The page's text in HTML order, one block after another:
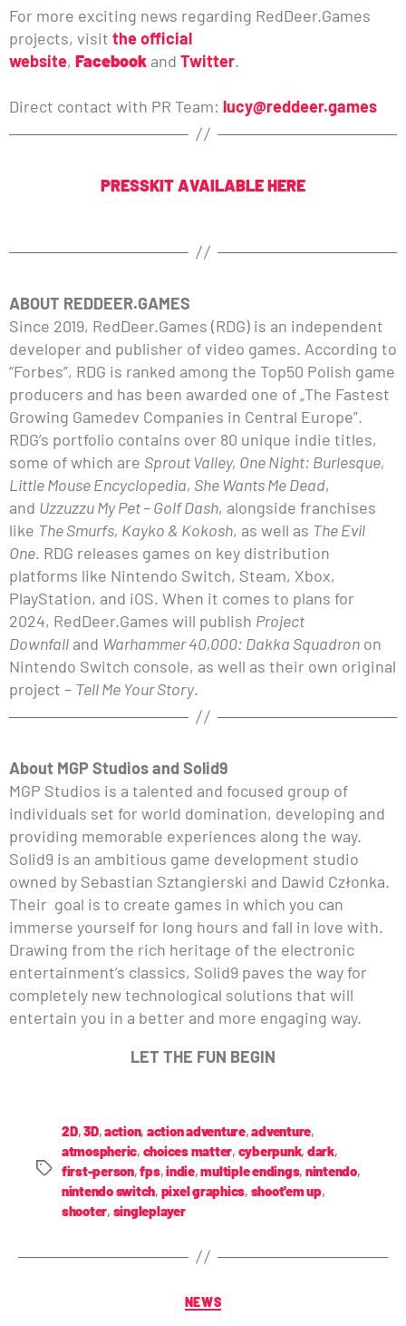
For more exciting news regarding RedDeer.Games
projects, visit the official
website, Facebook and Twitter.
Direct contact with PR Team: lucy@reddeer.games
PRESSKIT AVAILABLE HERE
ABOUT REDDEER.GAMES
Since 2019, RedDeer.Games (RDG) is an independent
developer and publisher of video games. According to
“Forbes”, RDG is ranked among the Top50 Polish game
producers and has been awarded one of „The Fastest
Growing Gamedev Companies in Central Europe”.
RDG’s portfolio contains over 80 unique indie titles,
some of which are Sprout Valley, One Night: Burlesque,
Little Mouse Encyclopedia, She Wants Me Dead,
and Uzzuzzu My Pet – Golf Dash, alongside franchises
like The Smurfs, Kayko & Kokosh, as well as The Evil
One. RDG releases games on key distribution
platforms like Nintendo Switch, Steam, Xbox,
PlayStation, and iOS. When it comes to plans for
2024, RedDeer.Games will publish Project
Downfall and Warhammer 40,000: Dakka Squadron on
Nintendo Switch console, as well as their own original
project – Tell Me Your Story.
About MGP Studios and Solid9
MGP Studios is a talented and focused group of
individuals set for world domination, developing and
providing memorable experiences along the way.
Solid9 is an ambitious game development studio
owned by Sebastian Sztangierski and Dawid Członka.
Their goal is to create games in which you can
immerse yourself for long hours and fall in love with.
Drawing from the rich heritage of the electronic
entertainment’s classics, Solid9 paves the way for
completely new technological solutions that will
entertain you in a better and more engaging way.
LET THE FUN BEGIN
2D,3D,action, action adventure,adventure,
atmospheric, choices matter, cyberpunk, dark,
first-person,fps,indie,multiple endings, nintendo,
nintendo switch, pixel graphics, shoot'em up,
shooter, singleplayer
NEWS